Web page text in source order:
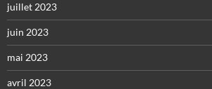
juillet 2023
juin 2023
mai 2023
avril 2023